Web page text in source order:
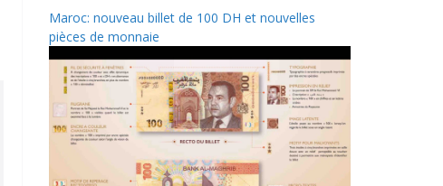
Maroc: nouveau billet de 100 DH et nouvelles
pièces de monnaie